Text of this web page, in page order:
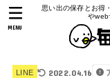
思い出の保存とお得
やweb
MENU
LINE 2022.04.16